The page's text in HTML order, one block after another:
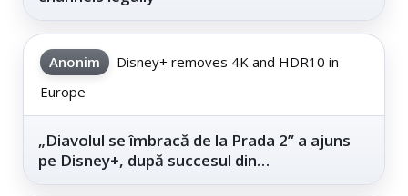
Anonim
Disney+ removes 4K and HDR10 in
Europe
„Diavolul se îmbracă de la Prada 2” a ajuns
pe Disney+, după succesul din